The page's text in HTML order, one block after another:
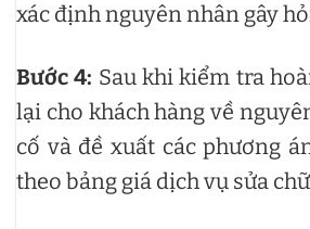
xác định nguyên nhân gây
Bước 4: Sau khi kiểm tra
lại cho khách hàng về
cố và đề xuất các phương
theo bảng giá dịch vụ sửa